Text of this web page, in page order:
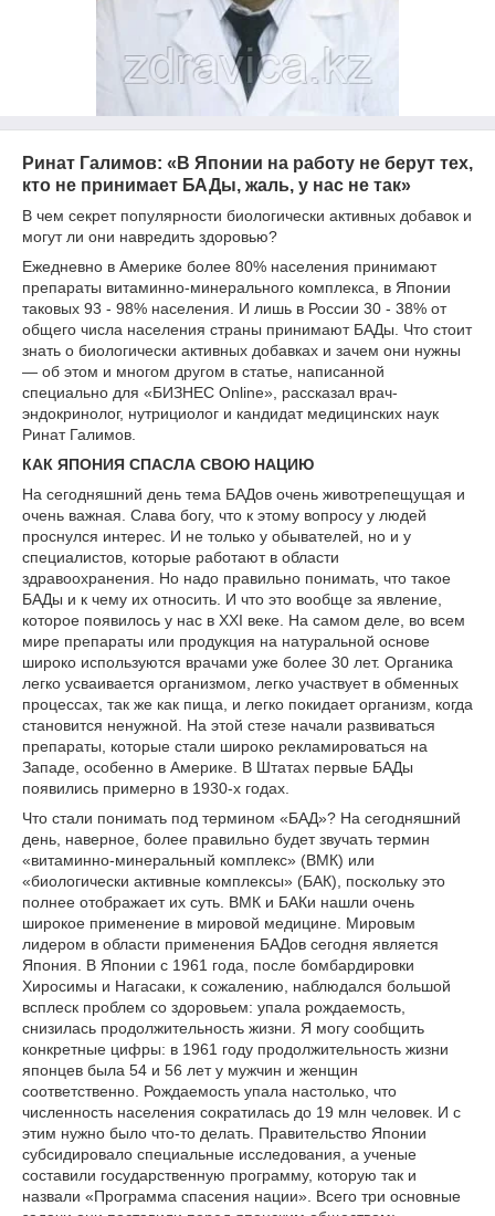
Ринат Галимов: «В Японии на работу не берут тех,
кто не принимает БАДы, жаль, у нас не так»
В чем секрет популярности биологически активных добавок и
могут ли они навредить здоровью?
Ежедневно в Америке более 80% населения принимают
препараты витаминно-минерального комплекса, в Японии
таковых 93 - 98% населения. И лишь в России 30 - 38% от
общего числа населения страны принимают БАДы. Что стоит
знать о биологически активных добавках и зачем они нужны
— об этом и многом другом в статье, написанной
специально для «БИЗНЕС Online», рассказал врач-
эндокринолог, нутрициолог и кандидат медицинских наук
Ринат Галимов.
КАК ЯПОНИЯ СПАСЛА СВОЮ НАЦИЮ
На сегодняшний день тема БАДов очень животрепещущая и
очень важная. Слава богу, что к этому вопросу у людей
проснулся интерес. И не только у обывателей, но и у
специалистов, которые работают в области
здравоохранения. Но надо правильно понимать, что такое
БАДы и к чему их относить. И что это вообще за явление,
которое появилось у нас в XXI веке. На самом деле, во всем
мире препараты или продукция на натуральной основе
широко используются врачами уже более 30 лет. Органика
легко усваивается организмом, легко участвует в обменных
процессах, так же как пища, и легко покидает организм, когда
становится ненужной. На этой стезе начали развиваться
препараты, которые стали широко рекламироваться на
Западе, особенно в Америке. В Штатах первые БАДы
появились примерно в 1930-х годах.
Что стали понимать под термином «БАД»? На сегодняшний
день, наверное, более правильно будет звучать термин
«витаминно-минеральный комплекс» (ВМК) или
«биологически активные комплексы» (БАК), поскольку это
полнее отображает их суть. ВМК и БАКи нашли очень
широкое применение в мировой медицине. Мировым
лидером в области применения БАДов сегодня является
Япония. В Японии с 1961 года, после бомбардировки
Хиросимы и Нагасаки, к сожалению, наблюдался большой
всплеск проблем со здоровьем: упала рождаемость,
снизилась продолжительность жизни. Я могу сообщить
конкретные цифры: в 1961 году продолжительность жизни
японцев была 54 и 56 лет у мужчин и женщин
соответственно. Рождаемость упала настолько, что
численность населения сократилась до 19 млн человек. И с
этим нужно было что-то делать. Правительство Японии
субсидировало специальные исследования, а ученые
составили государственную программу, которую так и
назвали «Программа спасения нации». Всего три основные